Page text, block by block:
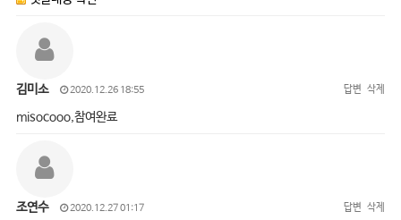
김미소 2020.12.26 18:55 답변 삭제
misocooo,참여완료
조연수 2020.12.27 01:17 답변 삭제